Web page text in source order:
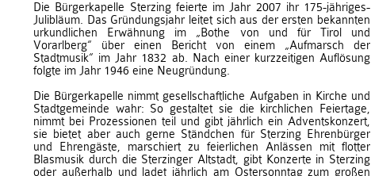
Die Bürgerkapelle Sterzing feierte im Jahr 2007 ihr 175-jähriges-
Julibläum. Das Gründungsjahr leitet sich aus der ersten bekannten
urkundlichen Erwähnung im „Bothe von und für Tirol und
Vorarlberg“ über einen Bericht von einem „Aufmarsch der
Stadtmusik“ im Jahr 1832 ab. Nach einer kurzzeitigen Auflösung
folgte im Jahr 1946 eine Neugründung.
Die Bürgerkapelle nimmt gesellschaftliche Aufgaben in Kirche und
Stadtgemeinde wahr: So gestaltet sie die kirchlichen Feiertage,
nimmt bei Prozessionen teil und gibt jährlich ein Adventskonzert,
sie bietet aber auch gerne Ständchen für Sterzing Ehrenbürger
und Ehrengäste, marschiert zu feierlichen Anlässen mit flotter
Blasmusik durch die Sterzinger Altstadt, gibt Konzerte in Sterzing
oder außerhalb und ladet jährlich am Ostersonntag zum großen